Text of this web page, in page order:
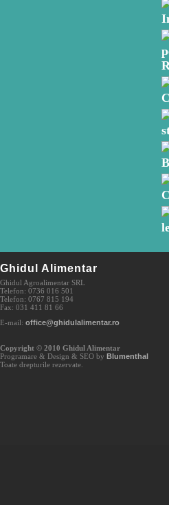
Ghidul Alimentar
Ghidul Agroalimentar SRL
Telefon: 0736 016 501
Telefon: 0767 815 194
Fax: 031 411 81 66
E-mail: office@ghidulalimentar.ro
Copyright © 2010 Ghidul Alimentar
Programare & Design & SEO by Blumenthal
Toate drepturile rezervate.